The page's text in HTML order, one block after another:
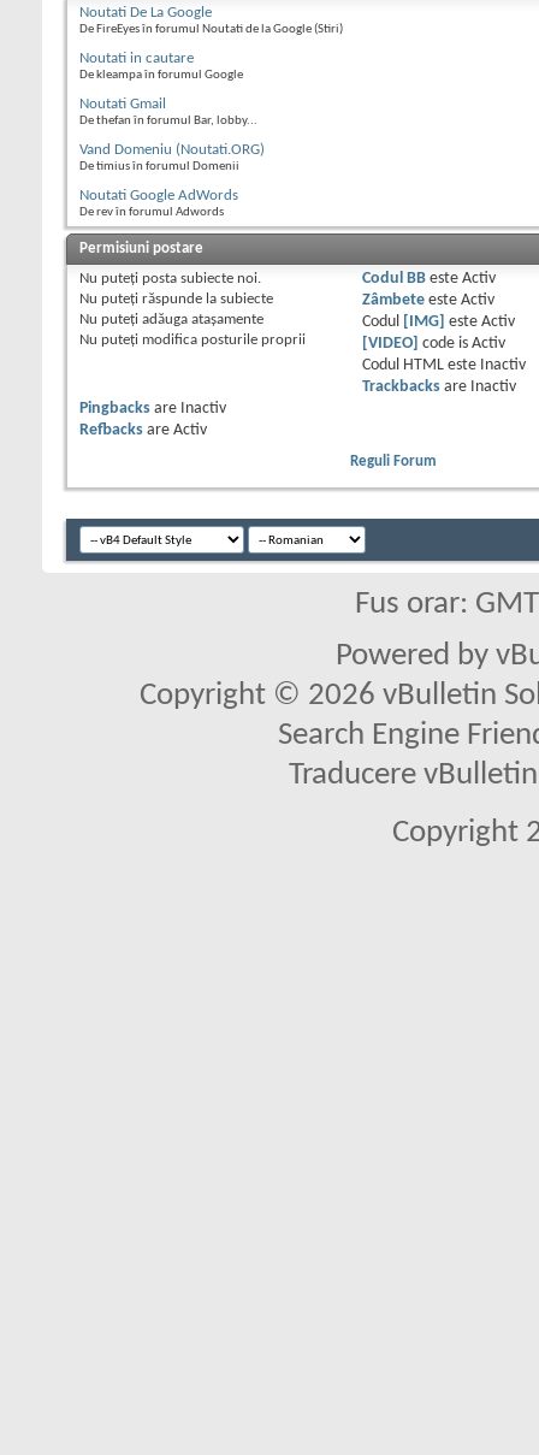
Noutati De La Google
De FireEyes în forumul Noutati de la Google (Stiri)
Noutati in cautare
De kleampa în forumul Google
Noutati Gmail
De thefan în forumul Bar, lobby...
Vand Domeniu (Noutati.ORG)
De timius în forumul Domenii
Noutati Google AdWords
De rev în forumul Adwords
Permisiuni postare
Nu puteţi posta subiecte noi.
Nu puteţi răspunde la subiecte
Nu puteţi adăuga ataşamente
Nu puteţi modifica posturile proprii
Codul BBeste Activ
Zâmbeteeste Activ
Codul
[IMG] este Activ
[VIDEO] code is Activ
Codul HTML este
Inactiv
Trackbacksare
Inactiv
Pingbacks are
Inactiv
Refbacks are Activ
Reguli Forum
Fus orar:
Powered by
Copyright © 2026 vBulletin
Search Engine
Traducere
Copyright